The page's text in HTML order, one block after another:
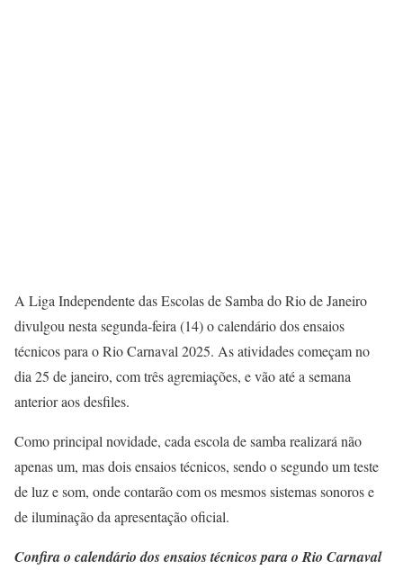
A Liga Independente das Escolas de Samba do Rio de Janeiro
divulgou nesta segunda-feira (14) o calendário dos ensaios
técnicos para o Rio Carnaval 2025. As atividades começam no
dia 25 de janeiro, com três agremiações, e vão até a semana
anterior aos desfiles.
Como principal novidade, cada escola de samba realizará não
apenas um, mas dois ensaios técnicos, sendo o segundo um teste
de luz e som, onde contarão com os mesmos sistemas sonoros e
de iluminação da apresentação oficial.
Confira o calendário dos ensaios técnicos para o Rio Carnaval